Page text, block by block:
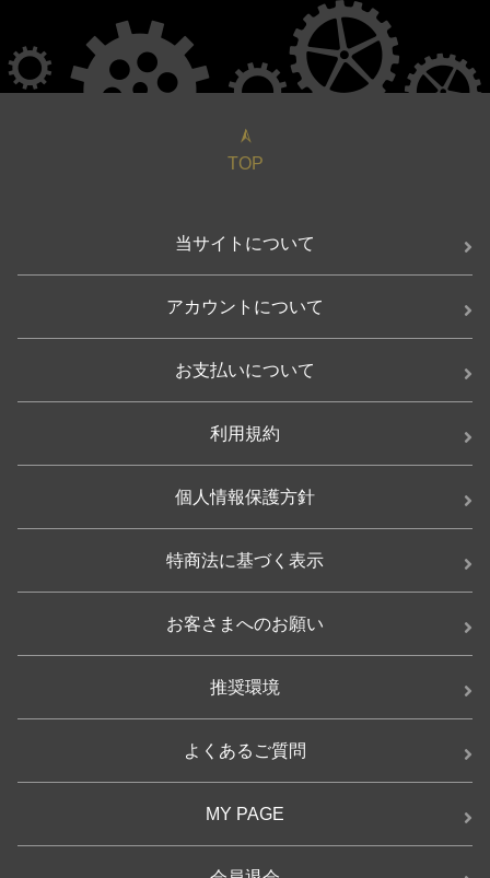
TOP
当サイトについて
アカウントについて
お支払いについて
利用規約
個人情報保護方針
特商法に基づく表示
お客さまへのお願い
推奨環境
よくあるご質問
MY PAGE